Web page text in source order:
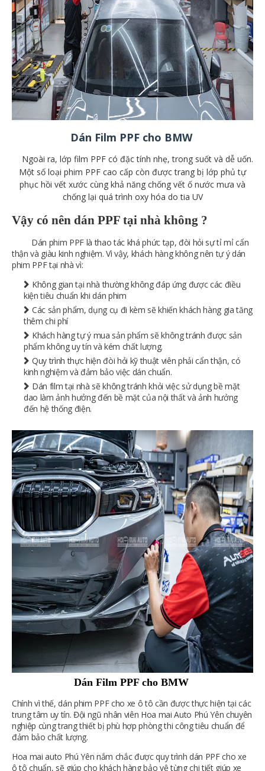
Dán Film PPF cho BMW
Ngoài ra, lớp film PPF có đặc tính nhẹ, trong suốt và dễ uốn.
Một số loại phim PPF cao cấp còn được trang bị lớp phủ tự
phục hồi vết xước cùng khả năng chống vết ố nước mưa và
chống lại quá trình oxy hóa do tia UV
Vậy có nên dán PPF tại nhà không ?
Dán phim PPF là thao tác khá phức tạp, đòi hỏi sự tỉ mỉ cẩn
thận và giàu kinh nghiệm. Vì vậy, khách hàng không nên tự ý dán
phim PPF tại nhà vì:
Không gian tại nhà thường không đáp ứng được các điều
kiện tiêu chuẩn khi dán phim
Các sản phẩm, dụng cụ đi kèm sẽ khiến khách hàng gia tăng
thêm chi phí
Khách hàng tự ý mua sản phẩm sẽ không tránh được sản
phẩm không uy tín và kém chất lượng.
Quy trình thực hiện đòi hỏi kỹ thuật viên phải cẩn thận, có
kinh nghiệm và đảm bảo việc dán chuẩn.
Dán film tại nhà sẽ không tránh khỏi việc sử dụng bề mặt
dao làm ảnh hưởng đến bề mặt của nội thất và ảnh hưởng
đến hệ thống điện.
Dán Film PPF cho BMW
Chính vì thế, dán phim PPF cho xe ô tô cần được thực hiện tại các
trung tâm uy tín. Đội ngũ nhân viên Hoa mai Auto Phú Yên chuyên
nghiệp cùng trang thiết bị phù hợp phòng thi công tiêu chuẩn để
đảm bảo chất lượng.
Hoa mai auto Phú Yên nắm chắc được quy trình dán PPF cho xe
ô tô chuẩn, sẽ giúp cho khách hàng bảo vệ từng chi tiết giúp xe